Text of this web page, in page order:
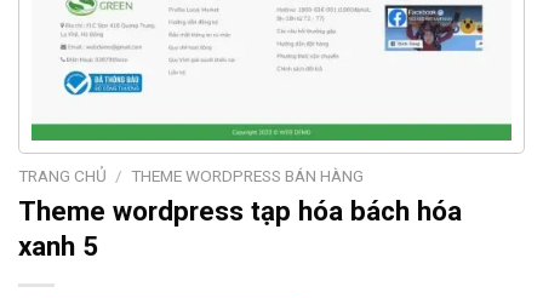
TRANG CHỦ / THEME WORDPRESS BÁN HÀNG
Theme wordpress tạp hóa bách hóa
xanh 5